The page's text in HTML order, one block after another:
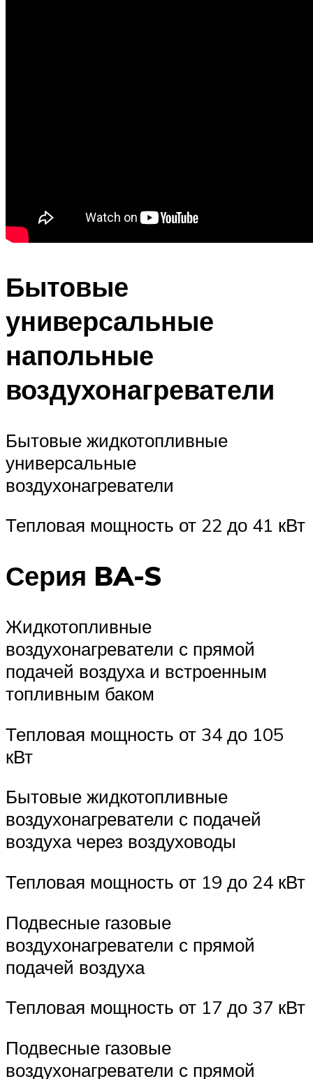
Бытовые
универсальные
напольные
воздухонагреватели
Бытовые жидкотопливные
универсальные
воздухонагреватели
Тепловая мощность от 22 до 41 кВт
Серия BA-S
Жидкотопливные
воздухонагреватели с прямой
подачей воздуха и встроенным
топливным баком
Тепловая мощность от 34 до 105
кВт
Бытовые жидкотопливные
воздухонагреватели с подачей
воздуха через воздуховоды
Тепловая мощность от 19 до 24 кВт
Подвесные газовые
воздухонагреватели с прямой
подачей воздуха
Тепловая мощность от 17 до 37 кВт
Подвесные газовые
воздухонагреватели с прямой